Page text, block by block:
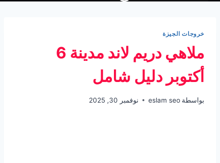
خروجات الجيزة
ملاهي دريم لاند مدينة 6
أكتوبر دليل شامل
بواسطة eslam seo نوفمبر 30, 2025